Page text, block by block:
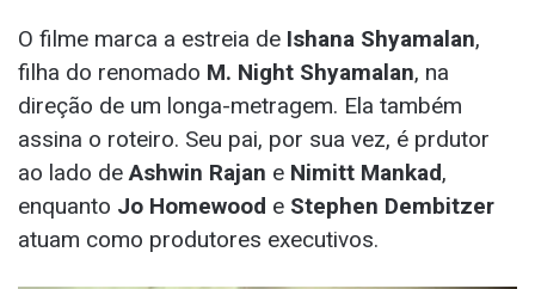
O filme marca a estreia de Ishana Shyamalan,
filha do renomado M. Night Shyamalan, na
direção de um longa-metragem. Ela também
assina o roteiro. Seu pai, por sua vez, é prdutor
ao lado deAshwin Rajan e Nimitt Mankad,
enquanto Jo Homewood e Stephen Dembitzer
atuam como produtores executivos.